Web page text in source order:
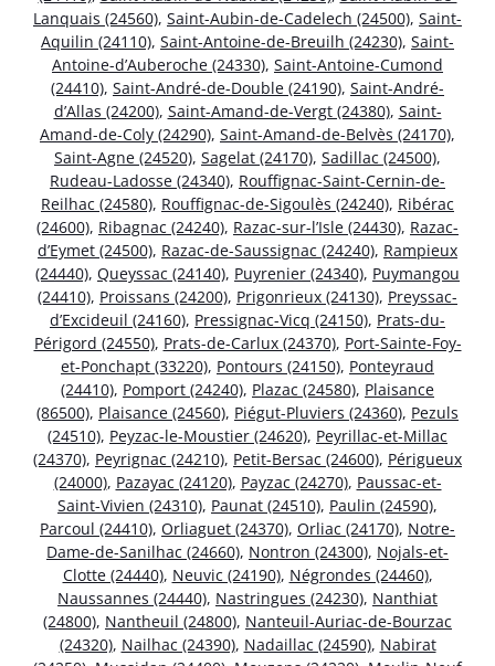
Lanquais (24560), Saint-Aubin-de-Cadelech (24500), Saint-
Aquilin (24110), Saint-Antoine-de-Breuilh (24230), Saint-
Antoine-d’Auberoche (24330), Saint-Antoine-Cumond
(24410), Saint-André-de-Double (24190), Saint-André-
d’Allas (24200), Saint-Amand-de-Vergt (24380), Saint-
Amand-de-Coly (24290), Saint-Amand-de-Belvès (24170),
Saint-Agne (24520), Sagelat (24170), Sadillac (24500),
Rudeau-Ladosse (24340), Rouffignac-Saint-Cernin-de-
Reilhac (24580), Rouffignac-de-Sigoulès (24240), Ribérac
(24600), Ribagnac (24240), Razac-sur-l’Isle (24430), Razac-
d’Eymet (24500), Razac-de-Saussignac (24240), Rampieux
(24440), Queyssac (24140), Puyrenier (24340), Puymangou
(24410), Proissans (24200), Prigonrieux (24130), Preyssac-
d’Excideuil (24160), Pressignac-Vicq (24150), Prats-du-
Périgord (24550), Prats-de-Carlux (24370), Port-Sainte-Foy-
et-Ponchapt (33220), Pontours (24150), Ponteyraud
(24410), Pomport (24240), Plazac (24580), Plaisance
(86500), Plaisance (24560), Piégut-Pluviers (24360), Pezuls
(24510), Peyzac-le-Moustier (24620), Peyrillac-et-Millac
(24370), Peyrignac (24210), Petit-Bersac (24600), Périgueux
(24000), Pazayac (24120), Payzac (24270), Paussac-et-
Saint-Vivien (24310), Paunat (24510), Paulin (24590),
Parcoul (24410), Orliaguet (24370), Orliac (24170), Notre-
Dame-de-Sanilhac (24660), Nontron (24300), Nojals-et-
Clotte (24440), Neuvic (24190), Négrondes (24460),
Naussannes (24440), Nastringues (24230), Nanthiat
(24800), Nantheuil (24800), Nanteuil-Auriac-de-Bourzac
(24320), Nailhac (24390), Nadaillac (24590), Nabirat